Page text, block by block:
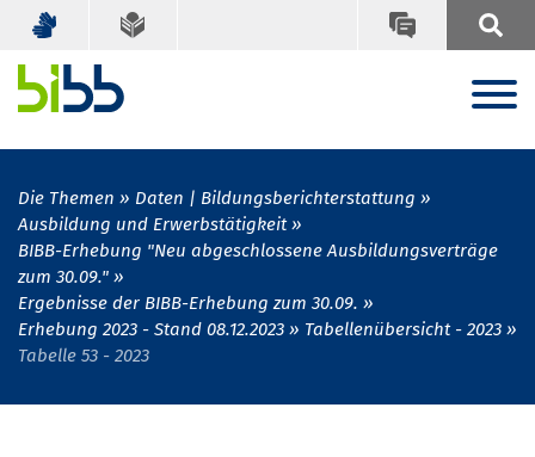
Die Themen
Daten | Bildungsberichterstattung
Ausbildung und Erwerbstätigkeit
BIBB-Erhebung "Neu abgeschlossene Ausbildungsverträge
zum 30.09."
Ergebnisse der BIBB-Erhebung zum 30.09.
Erhebung 2023 - Stand 08.12.2023
Tabellenübersicht - 2023
Tabelle 53 - 2023